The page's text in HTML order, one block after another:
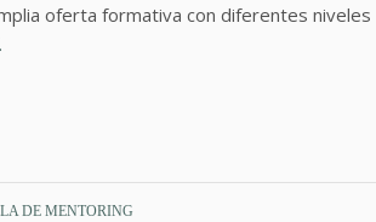
oferta formativa con diferentes niveles
DE MENTORING